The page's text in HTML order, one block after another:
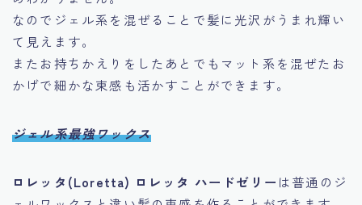
なのでジェル系を混ぜることで髪に光沢がうまれ輝い
て見えます。
またお持ちかえりをしたあとでもマット系を混ぜたお
かげで細かな束感も活かすことができます。
ジェル系最強ワックス
ロレッタ(Loretta) ロレッタ ハードゼリー は普通のジ